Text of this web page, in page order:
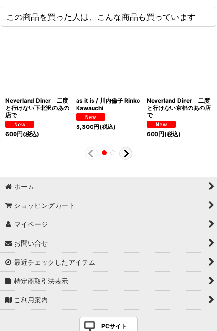
この商品を買った人は、こんな商品も買っています
Neverland Diner 二度
と行けない下北沢のあの
店で
600円(税込)
as it is / 川内倫子 Rinko
Kawauchi
3,300円(税込)
Neverland Diner 二度
と行けない京都のあの店
で
600円(税込)
ホーム
ショッピングカート
マイページ
お問い合せ
最近チェックしたアイテム
特定商取引法表示
ご利用案内
PCサイト